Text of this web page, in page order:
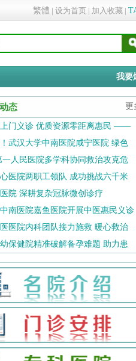
繁體 | 设为首页| 加入收藏|
我要
态 更
门义诊 优质资源零距离惠民 ——
武汉大学中南医院咸宁医院 绿色
一人民医院多学科协同救治攻克危
医院两职工领队 成功挑战六千米
院 深耕复杂冠脉微创诊疗
南医院嘉鱼医院开展中医惠民义诊
医院内科团队接力施救 暖心救治
保健院精准破解备孕难题 助力患